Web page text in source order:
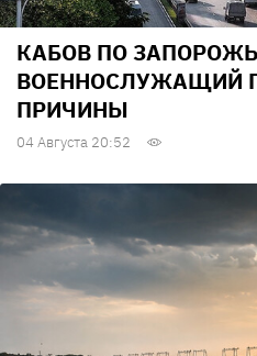
КАБОВ ПО
ВОЕННОСЛУЖАЩИЙ
ПРИЧИНЫ
04 Августа 20:52